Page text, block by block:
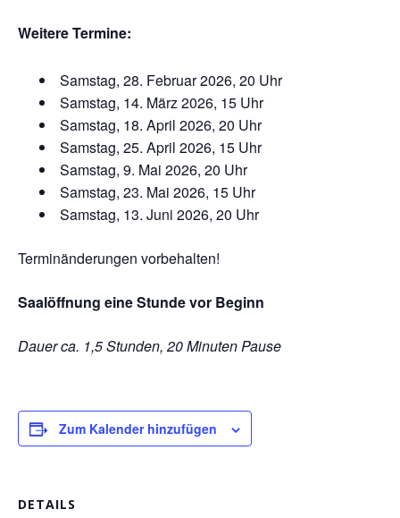
Weitere Termine:
Samstag, 28. Februar 2026, 20 Uhr
Samstag, 14. März 2026, 15 Uhr
Samstag, 18. April 2026, 20 Uhr
Samstag, 25. April 2026, 15 Uhr
Samstag, 9. Mai 2026, 20 Uhr
Samstag, 23. Mai 2026, 15 Uhr
Samstag, 13. Juni 2026, 20 Uhr
Terminänderungen vorbehalten!
Saalöffnung eine Stunde vor Beginn
Dauer ca. 1,5 Stunden, 20 Minuten Pause
Zum Kalender hinzufügen
DETAILS